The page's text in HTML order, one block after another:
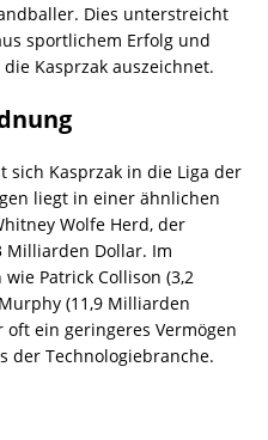
Dies unterstreicht
sportlichem Erfolg und
Kasprzak auszeichnet.
Kasprzak in die Liga der
liegt in einer ähnlichen
Wolfe Herd, der
Milliarden Dollar. Im
Patrick Collison (3,2
(11,9 Milliarden
oft ein geringeres Vermögen
der Technologiebranche.